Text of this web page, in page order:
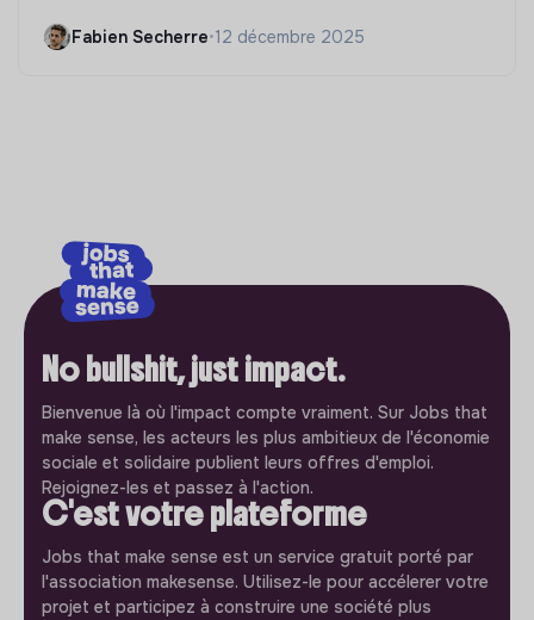
Fabien Secherre•12 décembre 2025
No bullshit, just impact.
Bienvenue là où l'impact compte vraiment. Sur Jobs that
make sense, les acteurs les plus ambitieux de l'économie
sociale et solidaire publient leurs offres d'emploi.
Rejoignez-les et passez à l'action.
C'est votre plateforme
Jobs that make sense est un service gratuit porté par
l'association makesense. Utilisez-le pour accélerer votre
projet et participez à construire une société plus